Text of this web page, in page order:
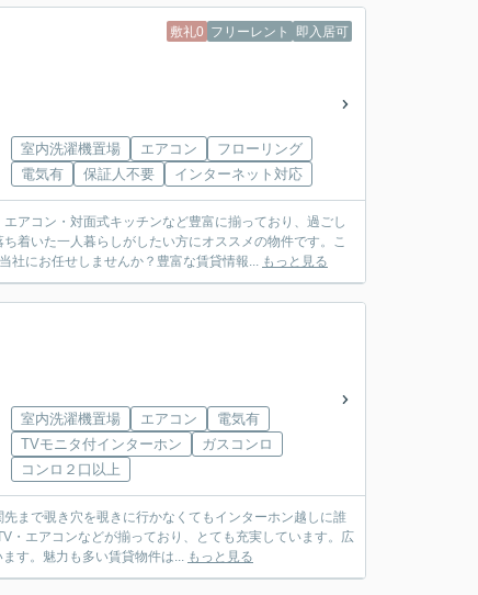
敷礼0 フリーレント 即入居可
室内洗濯機置場 エアコン
フローリング
電気有
保証人不要 インターネット対応
アコン・対面式キッチンなど豊富に揃っており、過ごし
着いた一人暮らしがしたい方にオススメの物件です。こ
社にお任せしませんか？豊富な賃貸情報... もっと見る
室内洗濯機置場 エアコン
電気有
TVモニタ付インターホン
ガスコンロ
コンロ２口以上
で覗き穴を覗きに行かなくてもインターホン越しに誰
・エアコンなどが揃っており、とても充実しています。広
す。魅力も多い賃貸物件は... もっと見る